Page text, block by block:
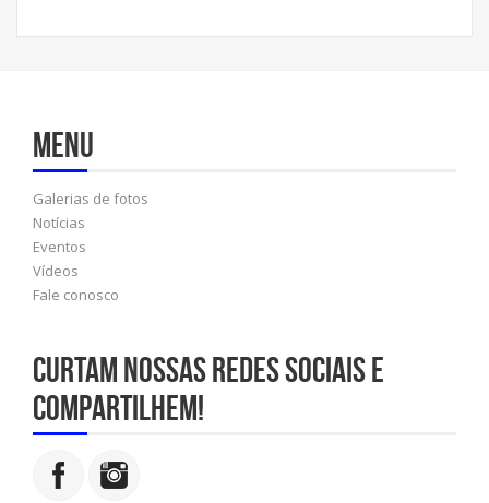
Menu
Galerias de fotos
Notícias
Eventos
Vídeos
Fale conosco
Curtam nossas redes sociais e
compartilhem!